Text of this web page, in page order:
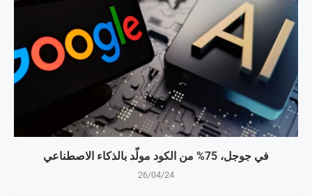
في جوجل، 75% من الكود مولّد بالذكاء الاصطناعي
26/04/24